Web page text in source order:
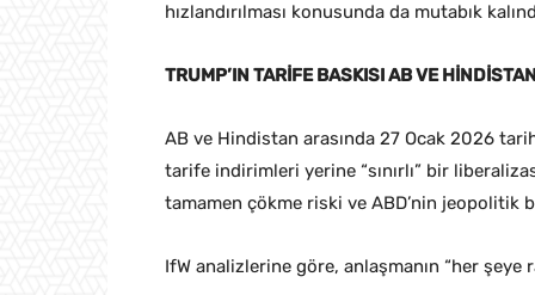
hızlandırılması konusunda da mutabık
TRUMP’IN TARİFE BASKISI AB VE
AB ve Hindistan arasında 27 Ocak 2026
tarife indirimleri yerine “sınırlı” bir
tamamen çökme riski ve ABD’nin jeopolitik
IfW analizlerine göre, anlaşmanın “her şeye